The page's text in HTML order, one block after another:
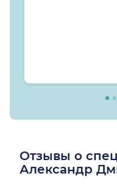
Отзывы о
Александр